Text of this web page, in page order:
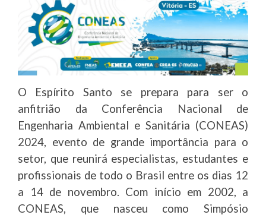
O Espírito Santo se prepara para ser o
anfitrião da Conferência Nacional de
Engenharia Ambiental e Sanitária (CONEAS)
2024, evento de grande importância para o
setor, que reunirá especialistas, estudantes e
profissionais de todo o Brasil entre os dias 12
a 14 de novembro. Com início em 2002, a
CONEAS, que nasceu como Simpósio